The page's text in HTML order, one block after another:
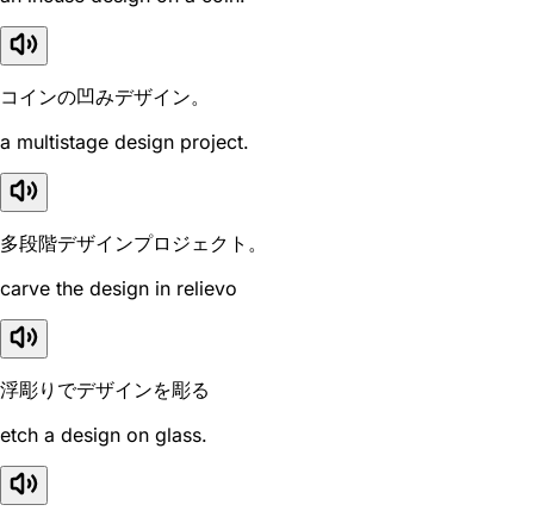
コインの凹みデザイン。
a multistage design project.
多段階デザインプロジェクト。
carve the design in relievo
浮彫りでデザインを彫る
etch a design on glass.